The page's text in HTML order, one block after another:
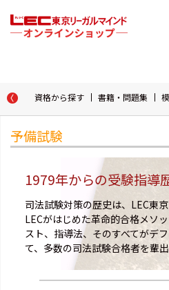
資格から探す 書籍・問題集
予備試験
1979年からの受験指導
司法試験対策の歴史は、LEC東
LECがはじめた革命的合格メソ
スト、指導法、そのすべてがデ
て、多数の司法試験合格者を輩出